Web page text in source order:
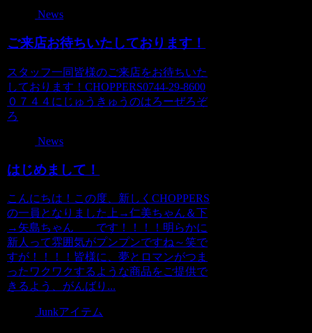
News
ご来店お待ちいたしております！
スタッフ一同皆様のご来店をお待ちいた
しております！CHOPPERS0744-29-8600
０７４４にじゅうきゅうのはろーぜろぞ
ろ
News
はじめまして！
こんにちは！この度、新しくCHOPPERS
の一員となりました上→仁美ちゃん＆下
→矢島ちゃん です！！！！明らかに
新人って雰囲気がプンプンですね～笑で
すが！！！！皆様に、夢とロマンがつま
ったワクワクするような商品をご提供で
きるよう、がんばり...
Junkアイテム